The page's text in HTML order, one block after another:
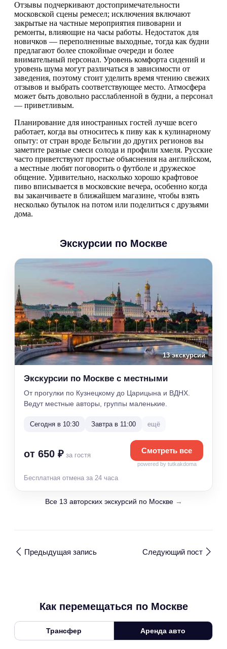
Отзывы подчеркивают достопримечательности
московской сцены ремесел; исключения включают
закрытые на частные мероприятия пивоварни и
ремонты, влияющие на часы работы. Недостаток для
новичков — переполненные выходные, тогда как будни
предлагают более спокойные очереди и более
внимательный персонал. Уровень комфорта сидений и
уровень шума могут различаться в зависимости от
заведения, поэтому стоит уделить время чтению свежих
отзывов и выбрать соответствующее место. Атмосфера
может быть довольно расслабленной в будни, а персонал
— приветливым.
Планирование для иностранных гостей лучше всего
работает, когда вы относитесь к пиву как к кулинарному
опыту: от стран вроде Бельгии до других регионов вы
заметите разные смеси солода и профили хмеля. Русские
часто приветствуют простые объяснения на английском,
а местные любят поговорить о футболе и дружеское
общение. Удивительно, насколько хорошо крафтовое
пиво вписывается в московские вечера, особенно когда
вы заканчиваете в ближайшем магазине, чтобы взять
несколько бутылок на потом или поделиться с друзьями
дома.
Экскурсии по Москве
13 экскурсий
Экскурсии по Москве с местными
От прогулки по Кузнецкому до Царицына и ВДНХ.
Ведут местные авторы, группы маленькие.
Сегодня в 10:30 Завтра в 11:00 ещё
от 650 ₽ за гостя
Смотреть все
powered by tutkakdoma
Бесплатная отмена за 24 часа
Все 13 авторских экскурсий по Москве →
Предыдущая запись Следующий пост
Как перемещаться по Москве
Трансфер Аренда авто